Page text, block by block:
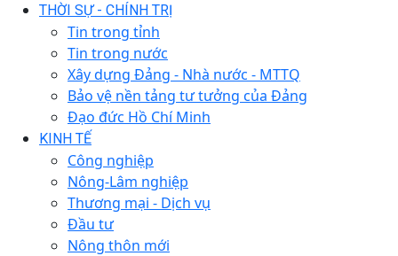
THỜI SỰ - CHÍNH TRỊ
Tin trong tỉnh
Tin trong nước
Xây dựng Đảng - Nhà nước - MTTQ
Bảo vệ nền tảng tư tưởng của Đảng
Đạo đức Hồ Chí Minh
KINH TẾ
Công nghiệp
Nông-Lâm nghiệp
Thương mại - Dịch vụ
Đầu tư
Nông thôn mới